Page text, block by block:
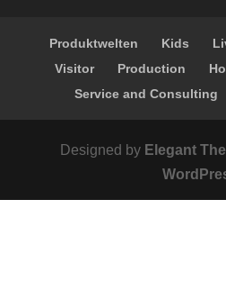
Produktwelten Kids
Visitor
Production
Service and Consulting
Designed by Elegant